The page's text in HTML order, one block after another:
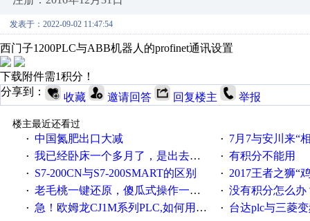
发表于：2022-09-02 11:47:54
西门子1200PLC与ABB机器人的profinet通讯设置
下载附件需1积分！
分享到：
收藏 邀请回答 回复楼主 举报
楼主最近还看过
· 中国氮肥出口大减 · 7月7与安川来“
· 我已经卧床一个多月了，是出去安装机械手在高速遭遇车祸所致:大家工作都要特别注意啊 · 有积分不能用
· S7-200CN与S7-200SMART的区别 · 2017王者之狮“鸡”情签到
· 老毛桃一键还原，傻瓜式操作一键轻松备份还原；程序为向导式安装，一键即可实现自动备份或还原系统。 · 没有积分怎么办
· 急！欧姆龙CJ1M系列PLC,如何用时间控制变频器。要求时间在组态王中可以自由输入！拜托各位大神了！ · 台达plc与三菱